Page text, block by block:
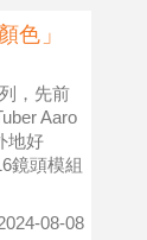
色」
，先前
Aaro
地好
鏡頭模組
08-08